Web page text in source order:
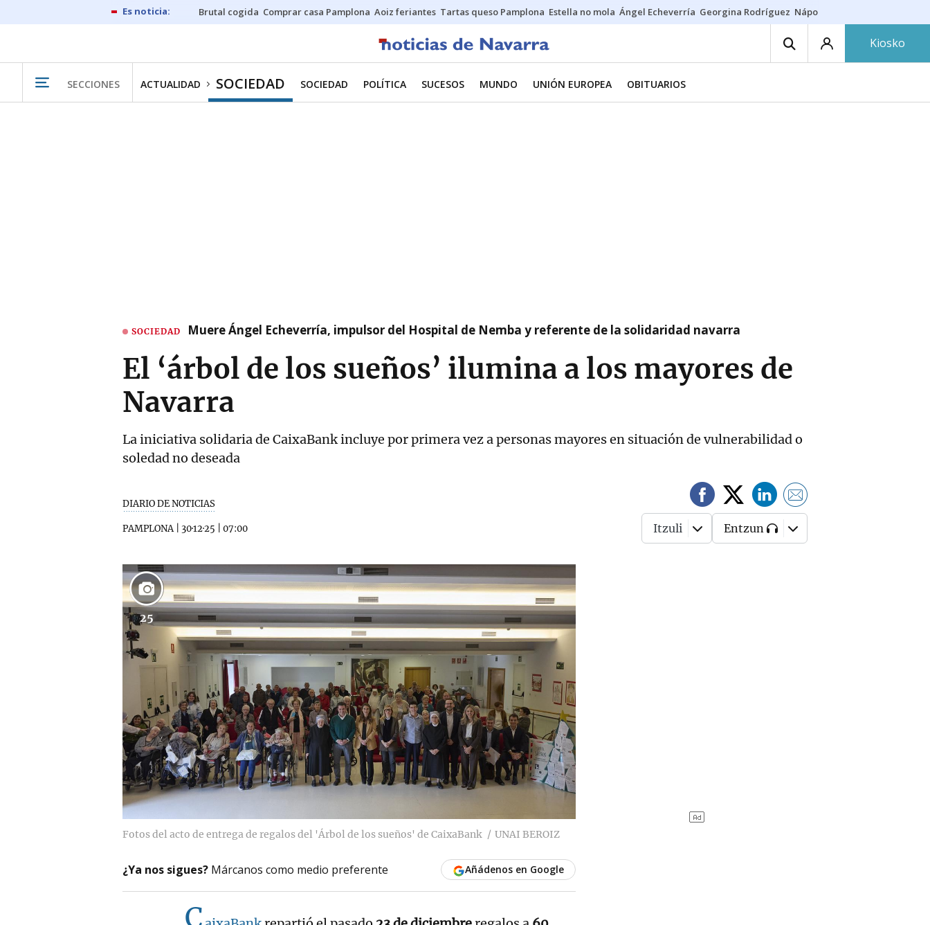
Brutal cogida Comprar casa Pamplona Aoiz feriantes Tartas queso Pamplona Estella no mola Ángel Echeverría Georgina Rodríguez Nápoles - Osasuna
Kiosko
SECCIONES ACTUALIDAD SOCIEDAD SOCIEDAD POLÍTICA SUCESOS MUNDO UNIÓN EUROPEA OBITUARIOS
SOCIEDAD Muere Ángel Echeverría, impulsor del Hospital de Nemba y referente de la solidaridad navarra
El ‘árbol de los sueños’ ilumina a los mayores de
Navarra
La iniciativa solidaria de CaixaBank incluye por primera vez a personas mayores en situación de vulnerabilidad o
soledad no deseada
DIARIO DE NOTICIAS
PAMPLONA| 30·12·25 07:00 Itzuli Entzun
25
Fotos del acto de entrega de regalos del 'Árbol de los sueños' de CaixaBank UNAI BEROIZ
¿Ya nos sigues? Márcanos como medio preferente Añádenos en Google
C